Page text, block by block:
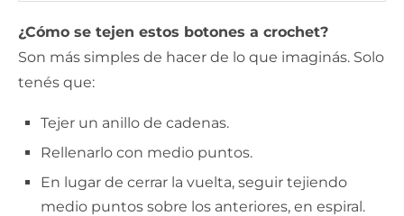
¿Cómo se tejen estos botones a crochet?
Son más simples de hacer de lo que imaginás. Solo
tenés que:
Tejer un anillo de cadenas.
Rellenarlo con medio puntos.
En lugar de cerrar la vuelta, seguir tejiendo
medio puntos sobre los anteriores, en espiral.